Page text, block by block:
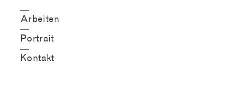
Arbeiten
Portrait
Kontakt